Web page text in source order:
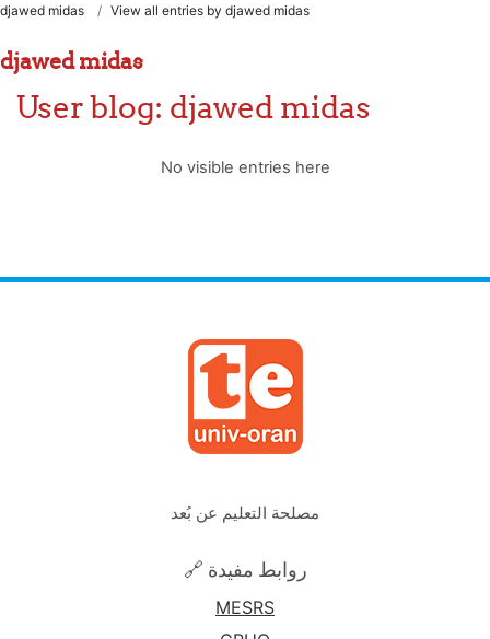
djawed midas View all entries by djawed midas
djawed midas
User blog: djawed midas
No visible entries here
مصلحة التعليم عن بُعد
🔗 روابط مفيدة
MESRS